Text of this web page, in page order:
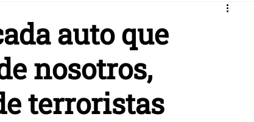
auto que
nosotros,
terroristas